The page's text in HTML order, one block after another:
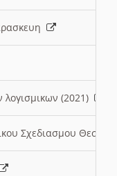
(2021)
Σχεδιασμου